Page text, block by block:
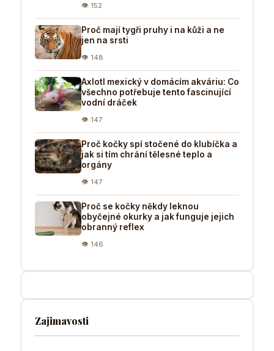
👁 152
Proč mají tygři pruhy i na kůži a ne
jen na srsti
👁 148
Axlotl mexický v domácím akváriu: Co
všechno potřebuje tento fascinující
vodní dráček
👁 147
Proč kočky spí stočené do klubíčka a
jak si tím chrání tělesné teplo a
orgány
👁 147
Proč se kočky někdy leknou
obyčejné okurky a jak funguje jejich
obranný reflex
👁 146
Zajimavosti